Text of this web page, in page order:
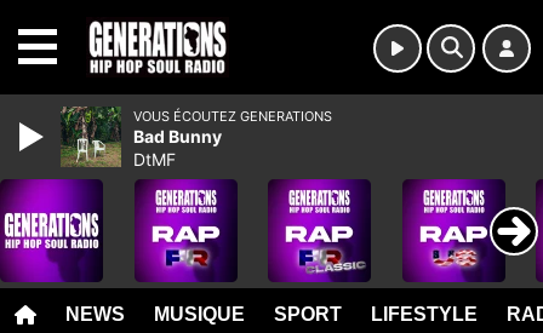
NEWS MUSIQUE SPORT LIFESTYLE
VOUS ÉCOUTEZ GENERATIONS
Bad Bunny
DtMF